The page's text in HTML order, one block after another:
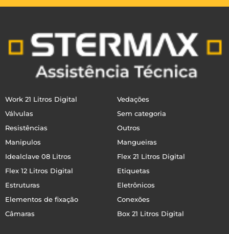
Work 21 Litros Digital
Vedações
Válvulas
Sem categoria
Resistências
Outros
Manipulos
Mangueiras
Idealclave 08 Litros
Flex 21 Litros Digital
Flex 12 Litros Digital
Etiquetas
Estruturas
Eletrônicos
Elementos de fixação
Conexões
Câmaras
Box 21 Litros Digital